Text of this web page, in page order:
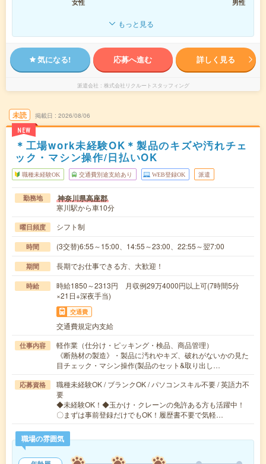
女性
男性
もっと見る
気になる! 応募へ進む 詳しく見る
派遣会社 株式会社リクルートスタッフィング
未読
NEW
掲載日 2026/08/06
＊工場work未経験OK＊製品のキズや汚れチェ
ック・マシン操作/日払いOK
職種未経験OK 交通費別途支給あり WEB登録OK 派遣
勤務地 神奈川県高座郡
寒川駅から車10分
曜日頻度 シフト制
時間 (3交替)6:55～15:00、14:55～23:00、22:55～翌7:00
期間 長期でお仕事できる方、大歓迎！
時給
時給1850～2313円 月収例29万4000円以上可(7時間5分
×21日+深夜手当)
交通費
交通費規定内支給
仕事内容
軽作業（仕分け・ピッキング・検品、商品管理）
《断熱材の製造》・製品に汚れやキズ、破れがないかの見た
目チェック・マシン操作(製品のセット&取り出し…
応募資格
職種未経験OK / ブランクOK / パソコンスキル不要 / 英語力不
要
◆未経験OK！◆玉かけ・クレーンの免許ある方も活躍中！
〇まずは事前登録だけでもOK！履歴書不要で気軽…
職場の雰囲気